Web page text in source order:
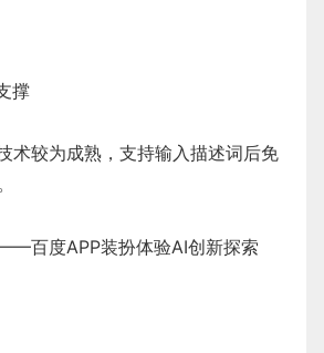
撑
术较为成熟，支持输入描述词后免